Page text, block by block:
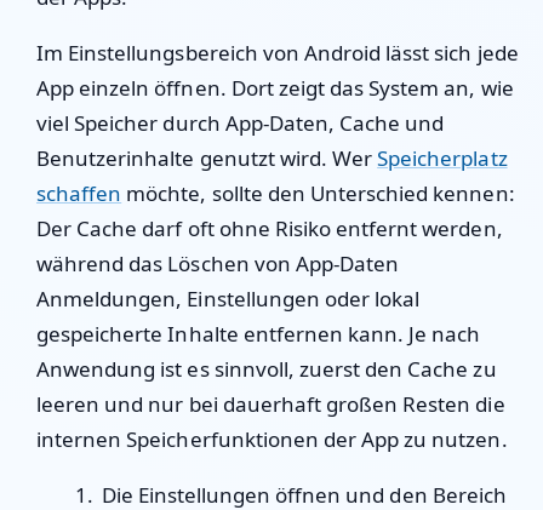
Im Einstellungsbereich von Android lässt sich jede
App einzeln öffnen. Dort zeigt das System an, wie
viel Speicher durch App-Daten, Cache und
Benutzerinhalte genutzt wird. WerSpeicherplatz
schaffen möchte, sollte den Unterschied kennen:
Der Cache darf oft ohne Risiko entfernt werden,
während das Löschen von App-Daten
Anmeldungen, Einstellungen oder lokal
gespeicherte Inhalte entfernen kann. Je nach
Anwendung ist es sinnvoll, zuerst den Cache zu
leeren und nur bei dauerhaft großen Resten die
internen Speicherfunktionen der App zu nutzen.
Die Einstellungen öffnen und den Bereich